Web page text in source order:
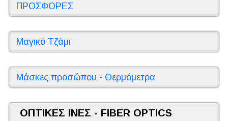
ΠΡΟΣΦΟΡΕΣ
Μαγικό Τζάμι
Μάσκες προσώπου - Θερμόμετρα
ΟΠΤΙΚΕΣ ΙΝΕΣ - FIBER OPTICS